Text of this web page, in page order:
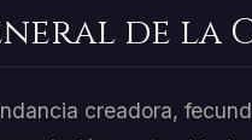
de la
creadora,